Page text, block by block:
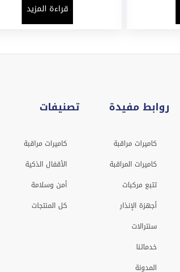
قراءة المزيد
روابط مفيدة
كاميرات مراقبة
كاميرات المراقبة
تتبع مركبات
أجهزة الإنذار
سنترالات
خدماتنا
المدونة
تصنيفات
كاميرات مراقبة
الأقفال الذكية
أمن وسلامة
كل المنتجات